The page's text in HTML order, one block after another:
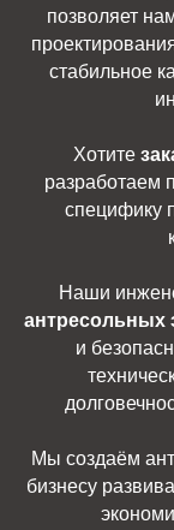
позволяет
стабильное
Хотите
разработаем
специфику
Наши
антресольных
и
Мы создаём
бизнесу